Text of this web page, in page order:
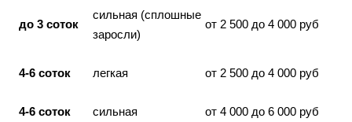
до 3 соток
сильная (сплошные
заросли)
от 2 500 до 4 000 руб
4-6 соток легкая от 2 500 до 4 000 руб
4-6 соток сильная от 4 000 до 6 000 руб